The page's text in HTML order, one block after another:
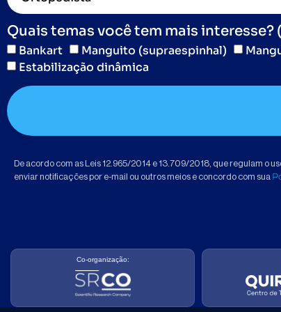
Quais temas você tem mais interesse?
Bankart Manguito (supraespinhal)
Estabilização dinâmica
De acordo com as Leis 12.965/2014 e 13.709/2018, que regulam o
enviar notificações por e-mail ou outros meios e concordo com sua
Co-organização: